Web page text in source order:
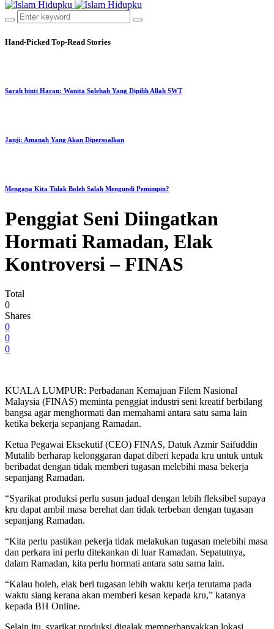
Hand-Picked Top-Read Stories
Sarah binti Haran: Wanita Solehah Yang Dipilih Allah SWT
Janji: Amanah Yang Akan Dipersoalkan
Mengapa Kita Tidak Boleh Salah Mengundi Pemimpin?
Penggiat Seni Diingatkan
Hormati Ramadan, Elak
Kontroversi – FINAS
Total
0
Shares
0
0
0
KUALA LUMPUR: Perbadanan Kemajuan Filem Nasional
Malaysia (FINAS) meminta penggiat industri seni kreatif berbilang
bangsa agar menghormati dan memahami antara satu sama lain
ketika bekerja sepanjang Ramadan.
Ketua Pegawai Eksekutif (CEO) FINAS, Datuk Azmir Saifuddin
Mutalib berharap kelonggaran dapat diberi kepada kru untuk untuk
beribadat dengan tidak memberi tugasan melebihi masa bekerja
sepanjang Ramadan.
“Syarikat produksi perlu susun jadual dengan lebih fleksibel supaya
kru dapat ambil masa berehat dan tidak terbeban dengan tugasan
sepanjang Ramadan.
“Kita perlu pastikan pekerja tidak melakukan tugasan melebihi masa
dan perkara ini perlu ditekankan di luar Ramadan. Sepatutnya,
dalam Ramadan, kita perlu hormati antara satu sama lain.
“Kalau boleh, elak beri tugasan lebih waktu kerja terutama pada
waktu siang kerana akan memberi kesan kepada kru,” katanya
kepada BH Online.
Selain itu, syarikat produksi digalak memperbanyakkan lokasi